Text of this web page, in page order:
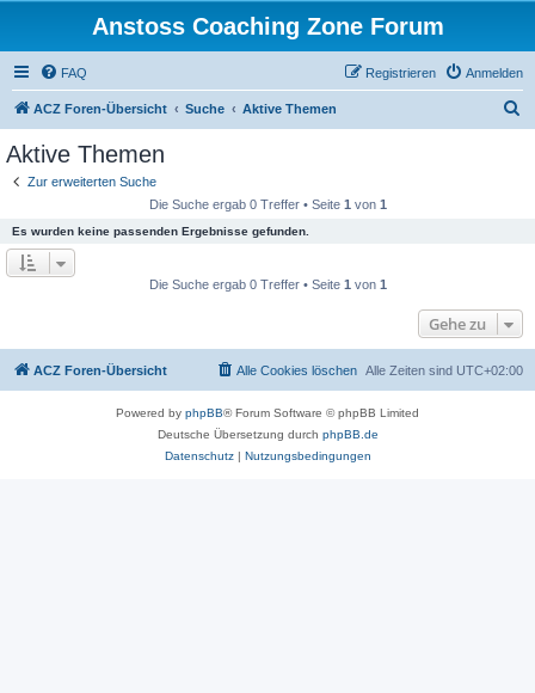
Anstoss Coaching Zone Forum
FAQ Anmelden
Registrieren
ACZ Foren-Übersicht Suche Aktive Themen
Aktive Themen
Zur erweiterten Suche
Die Suche ergab 0 Treffer • Seite 1 von 1
Es wurden keine passenden Ergebnisse gefunden.
Die Suche ergab 0 Treffer • Seite 1 von 1
Gehe zu
ACZ Foren-Übersicht Alle Zeiten sind UTC+02:00
Alle Cookies löschen
Powered by phpBB® Forum Software © phpBB Limited
Deutsche Übersetzung durch phpBB.de
Datenschutz| Nutzungsbedingungen